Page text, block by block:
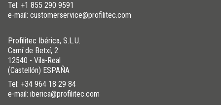
Tel: +1 855 290 9591
e-mail: customerservice@profilitec.com
Profilitec Ibérica, S.L.U.
Camí de Betxí, 2
12540 - Vila-Real
(Castellón) ESPAÑA
Tel: +34 964 18 29 84
e-mail: iberica@profilitec.com